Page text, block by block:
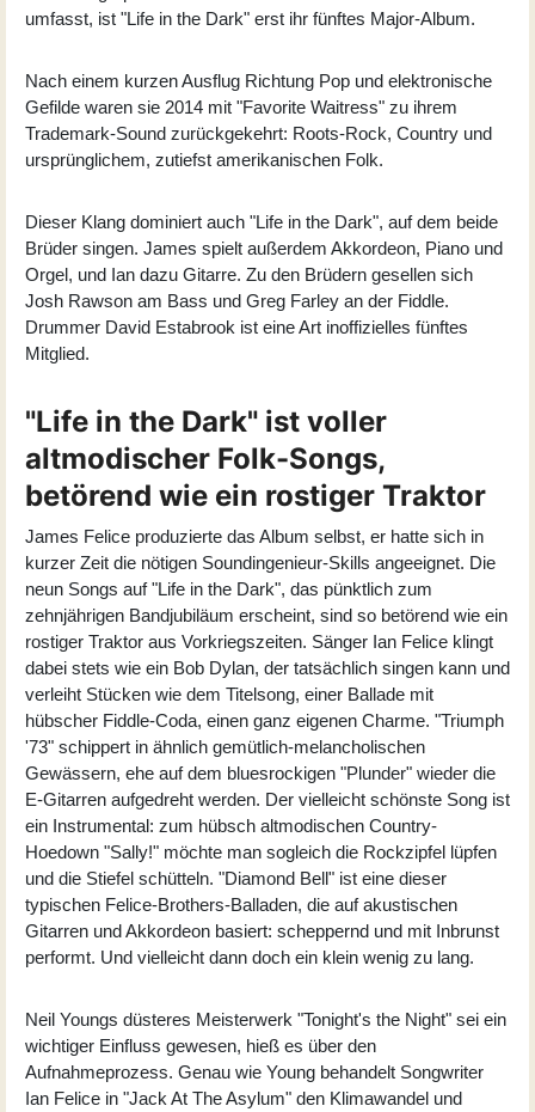
umfasst, ist "Life in the Dark" erst ihr fünftes Major-Album.
Nach einem kurzen Ausflug Richtung Pop und elektronische
Gefilde waren sie 2014 mit "Favorite Waitress" zu ihrem
Trademark-Sound zurückgekehrt: Roots-Rock, Country und
ursprünglichem, zutiefst amerikanischen Folk.
Dieser Klang dominiert auch "Life in the Dark", auf dem beide
Brüder singen. James spielt außerdem Akkordeon, Piano und
Orgel, und Ian dazu Gitarre. Zu den Brüdern gesellen sich
Josh Rawson am Bass und Greg Farley an der Fiddle.
Drummer David Estabrook ist eine Art inoffizielles fünftes
Mitglied.
"Life in the Dark" ist voller
altmodischer Folk-Songs,
betörend wie ein rostiger Traktor
James Felice produzierte das Album selbst, er hatte sich in
kurzer Zeit die nötigen Soundingenieur-Skills angeeignet. Die
neun Songs auf "Life in the Dark", das pünktlich zum
zehnjährigen Bandjubiläum erscheint, sind so betörend wie ein
rostiger Traktor aus Vorkriegszeiten. Sänger Ian Felice klingt
dabei stets wie ein Bob Dylan, der tatsächlich singen kann und
verleiht Stücken wie dem Titelsong, einer Ballade mit
hübscher Fiddle-Coda, einen ganz eigenen Charme. "Triumph
'73" schippert in ähnlich gemütlich-melancholischen
Gewässern, ehe auf dem bluesrockigen "Plunder" wieder die
E-Gitarren aufgedreht werden. Der vielleicht schönste Song ist
ein Instrumental: zum hübsch altmodischen Country-
Hoedown "Sally!" möchte man sogleich die Rockzipfel lüpfen
und die Stiefel schütteln. "Diamond Bell" ist eine dieser
typischen Felice-Brothers-Balladen, die auf akustischen
Gitarren und Akkordeon basiert: scheppernd und mit Inbrunst
performt. Und vielleicht dann doch ein klein wenig zu lang.
Neil Youngs düsteres Meisterwerk "Tonight's the Night" sei ein
wichtiger Einfluss gewesen, hieß es über den
Aufnahmeprozess. Genau wie Young behandelt Songwriter
Ian Felice in "Jack At The Asylum" den Klimawandel und